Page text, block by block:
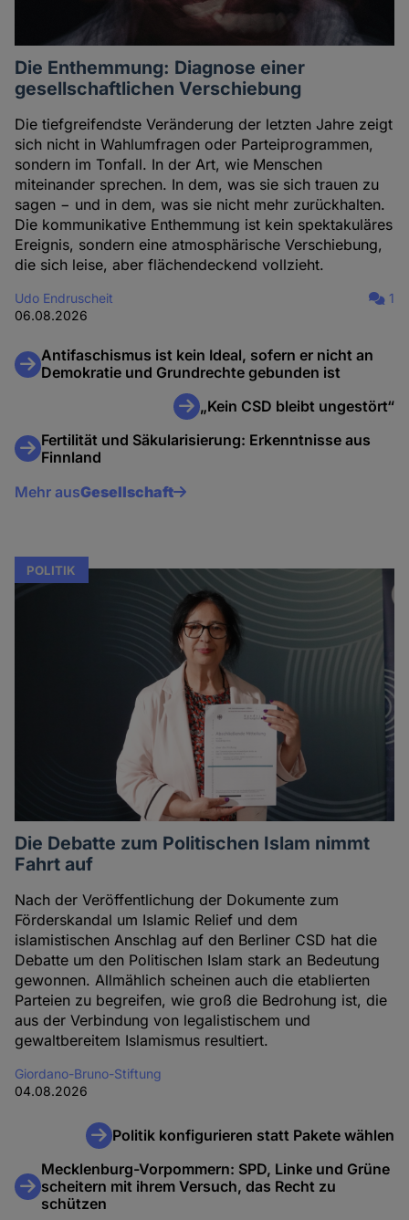
Die Enthemmung: Diagnose einer
gesellschaftlichen Verschiebung
Die tiefgreifendste Veränderung der letzten Jahre zeigt
sich nicht in Wahlumfragen oder Parteiprogrammen,
sondern im Tonfall. In der Art, wie Menschen
miteinander sprechen. In dem, was sie sich trauen zu
sagen − und in dem, was sie nicht mehr zurückhalten.
Die kommunikative Enthemmung ist kein spektakuläres
Ereignis, sondern eine atmosphärische Verschiebung,
die sich leise, aber flächendeckend vollzieht.
Udo Endruscheit
06.08.2026
1
Antifaschismus ist kein Ideal, sofern er nicht an
Demokratie und Grundrechte gebunden ist
„Kein CSD bleibt ungestört“
Fertilität und Säkularisierung: Erkenntnisse aus
Finnland
Mehr ausGesellschaft
POLITIK
Die Debatte zum Politischen Islam nimmt
Fahrt auf
Nach der Veröffentlichung der Dokumente zum
Förderskandal um Islamic Relief und dem
islamistischen Anschlag auf den Berliner CSD hat die
Debatte um den Politischen Islam stark an Bedeutung
gewonnen. Allmählich scheinen auch die etablierten
Parteien zu begreifen, wie groß die Bedrohung ist, die
aus der Verbindung von legalistischem und
gewaltbereitem Islamismus resultiert.
Giordano-Bruno-Stiftung
04.08.2026
Politik konfigurieren statt Pakete wählen
Mecklenburg-Vorpommern: SPD, Linke und Grüne
scheitern mit ihrem Versuch, das Recht zu
schützen